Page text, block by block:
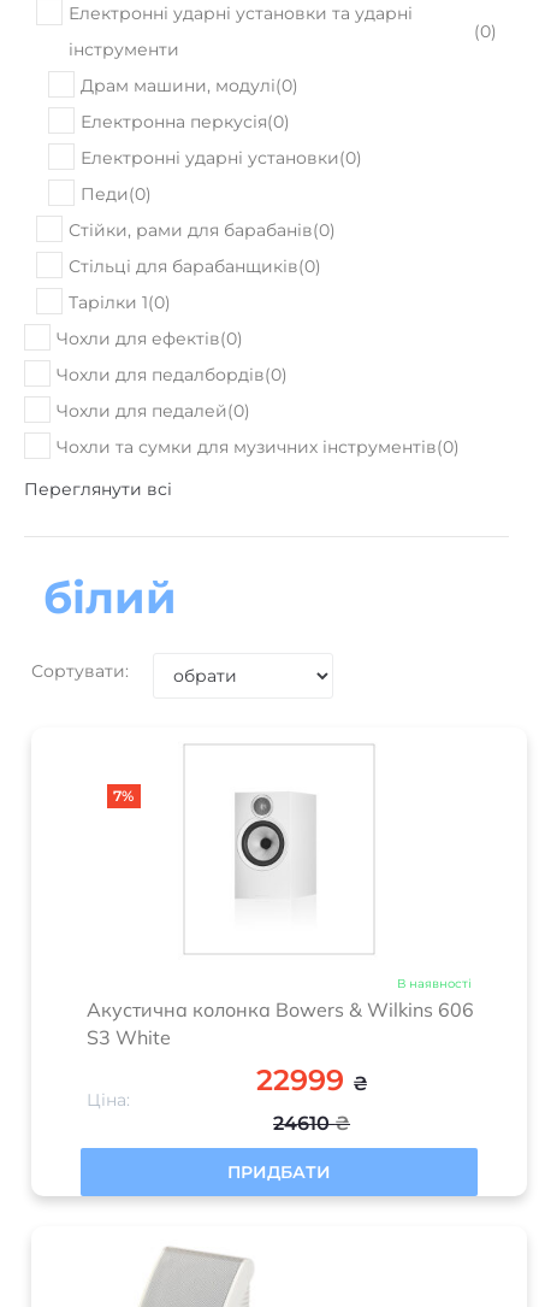
Електронні ударні установки та ударні
інструменти
(0)
Драм машини, модулі(0)
Електронна перкусія(0)
Електронні ударні установки(0)
Педи(0)
Стійки, рами для барабанів(0)
Стільці для барабанщиків(0)
Тарілки 1(0)
Чохли для ефектів(0)
Чохли для педалбордів(0)
Чохли для педалей(0)
Чохли та сумки для музичних інструментів(0)
Переглянути всі
білий
Сортувати:
7%
В наявності
Акустична колонка Bowers & Wilkins 606
S3 White
Ціна:
24610₴
22999 ₴
ПРИДБАТИ